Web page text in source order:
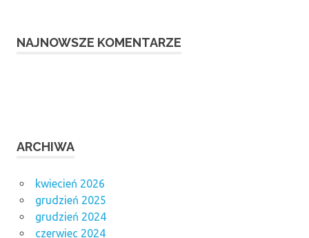
NAJNOWSZE KOMENTARZE
ARCHIWA
kwiecień 2026
grudzień 2025
grudzień 2024
czerwiec 2024